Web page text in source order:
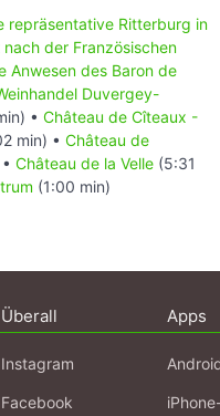
repräsentative Ritterburg in
der Französischen
Anwesen des Baron de
Duvergey-
• Château de Cîteaux -
min) • Château de
Château de la Velle (5:31
(1:00 min)
Überall
Instagram
Facebook
Apps